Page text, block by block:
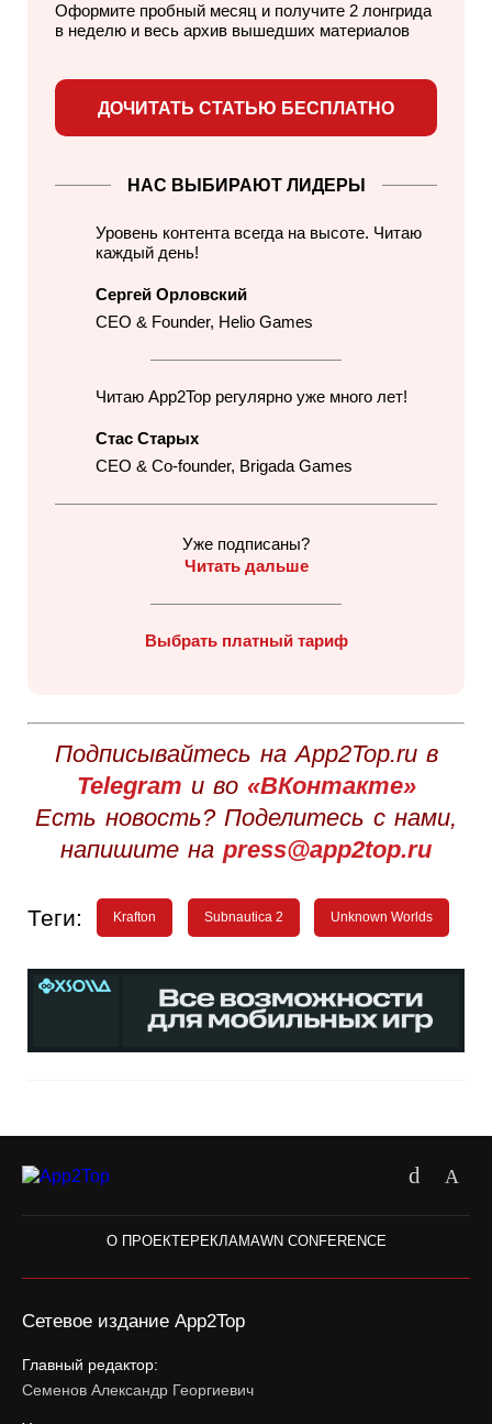
Оформите пробный месяц и получите 2 лонгрида
в неделю и весь архив вышедших материалов
ДОЧИТАТЬ СТАТЬЮ БЕСПЛАТНО
НАС ВЫБИРАЮТ ЛИДЕРЫ
Уровень контента всегда на высоте. Читаю
каждый день!
Сергей Орловский
CEO & Founder, Helio Games
Читаю App2Top регулярно уже много лет!
Стас Старых
CEO & Co-founder, Brigada Games
Уже подписаны?
Читать дальше
Выбрать платный тариф
Подписывайтесь на App2Top.ru в
Telegram и во «ВКонтакте»
Есть новость? Поделитесь с нами,
напишите на press@app2top.ru
Теги: Krafton Subnautica 2 Unknown Worlds
О ПРОЕКТЕРЕКЛАМАWN CONFERENCE
Сетевое издание App2Top
Главный редактор:
Семенов Александр Георгиевич